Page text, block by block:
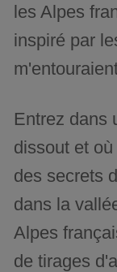
les Alpes
inspiré par
Entrez dans
dissout et
des secrets
dans la
Alpes
de tirages